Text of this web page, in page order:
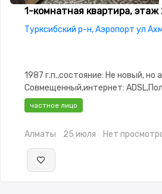
1-комнатная квартира, этаж
Турксибский р-н, Аэропорт ул
1987 г.п.,состояние: Не новый,
Совмещенный,интернет:
частное лицо
Алматы 25 июля Нет